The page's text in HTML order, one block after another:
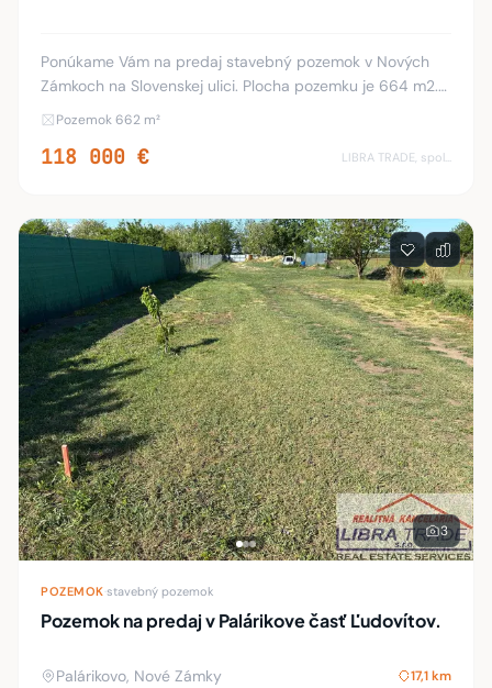
Ponúkame Vám na predaj stavebný pozemok v Nových
Zámkoch na Slovenskej ulici. Plocha pozemku je 664 m2.
Inžinierske siete ako elektrika, voda a kanalizácia sa
Pozemok 662 m²
118 000 € LIBRA TRADE, spol.s.r.o.
3
POZEMOK stavebný pozemok
Pozemok na predaj v Palárikove časť Ľudovítov.
Palárikovo, Nové Zámky 17,1 km